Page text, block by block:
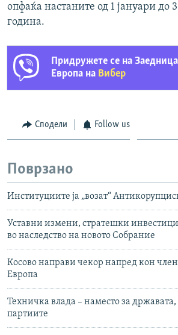
опфаќа настаните од 1 јануари до
година.
Придружете се на
Европа на Вибер
Сподели Follow us
Поврзано
Институциите ја „возат“
Уставни измени, стратешки
во наследство на новото Собрание
Косово направи чекор напред кон
Европа
Техничка влада – наместо за државата,
партиите